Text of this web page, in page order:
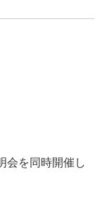
会を同時開催し